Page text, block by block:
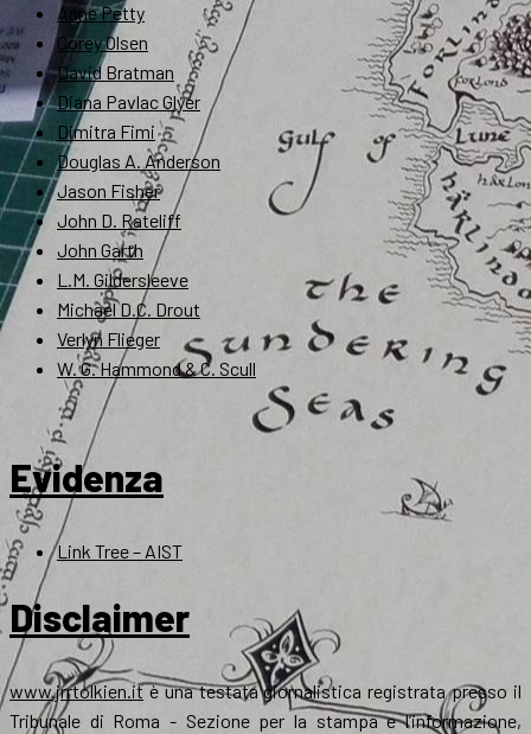
Anne Petty
Corey Olsen
David Bratman
Diana Pavlac Glyer
Dimitra Fimi
Douglas A. Anderson
Jason Fisher
John D. Rateliff
John Garth
L.M. Gildersleeve
Michael D.C. Drout
Verlyn Flieger
W. G. Hammond & C. Scull
Evidenza
Link Tree – AIST
Disclaimer
www.jrrtolkien.itè una testata giornalistica registrata presso il
Tribunale di Roma - Sezione per la stampa e l’informazione,